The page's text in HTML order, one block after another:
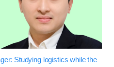
Studying logistics while the